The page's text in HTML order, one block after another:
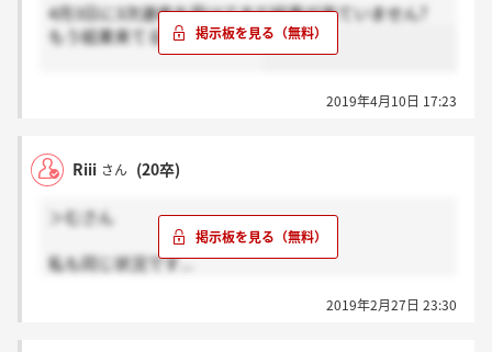
4月3日に3次選考を受けてまだ結果が来ていません?
もう結果来てる方いますか？
2019年4月10日 17:23
Riii さん (20卒)
＞むさん
私も同じ状況です...
催というところまでしかわかりません(-_-)2019年2月27日 23:30